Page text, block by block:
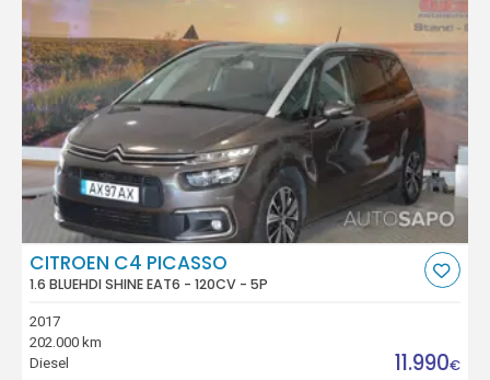
CITROEN C4 PICASSO
1.6 BLUEHDI SHINE EAT6 - 120CV - 5P
2017
202.000 km
Diesel
11.990€